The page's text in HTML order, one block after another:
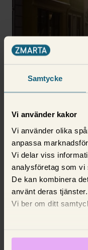
Samtycke
Vi använder kakor
Vi använder olika
anpassa
Vi delar viss
analysföretag som vi
De kan kombinera
använt deras tjänster.
Vi ber om ditt
tillhör den?
Din inkomst,
grundläggande
16 mars 2026,